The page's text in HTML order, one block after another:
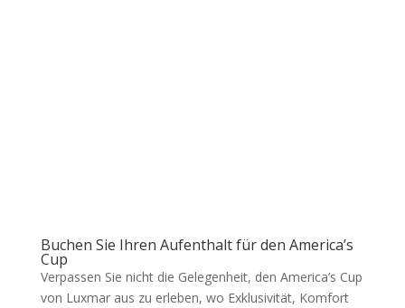
Buchen Sie Ihren Aufenthalt für den America’s
Cup
Verpassen Sie nicht die Gelegenheit, den America’s Cup
von Luxmar aus zu erleben, wo Exklusivität, Komfort